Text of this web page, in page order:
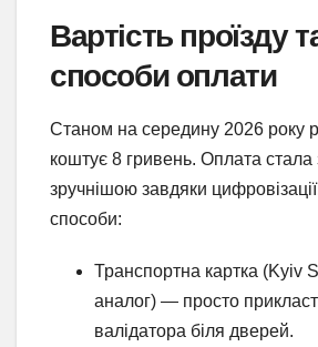
Вартість проїзду
способи оплати
Станом на середину 2026 року
коштує 8 гривень. Оплата стала
зручнішою завдяки
способи:
Транспортна картка (Kyiv
аналог) — просто
валідатора біля дверей.